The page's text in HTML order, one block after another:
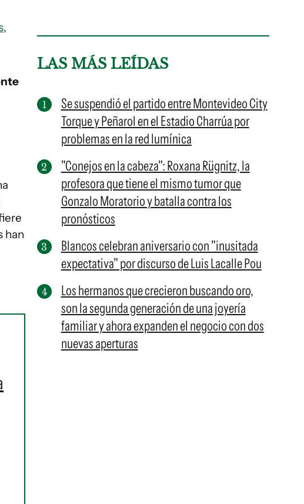
,
han
LAS MÁS LEÍDAS
Se suspendió el partido entre Montevideo City
Torque y Peñarol en el Estadio Charrúa por
problemas en la red lumínica
"Conejos en la cabeza": Roxana Rügnitz, la
profesora que tiene el mismo tumor que
Gonzalo Moratorio y batalla contra los
pronósticos
Blancos celebran aniversario con "inusitada
expectativa" por discurso de Luis Lacalle Pou
Los hermanos que crecieron buscando oro,
son la segunda generación de una joyería
familiar y ahora expanden el negocio con dos
nuevas aperturas